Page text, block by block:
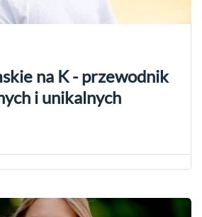
na K - przewodnik
i unikalnych